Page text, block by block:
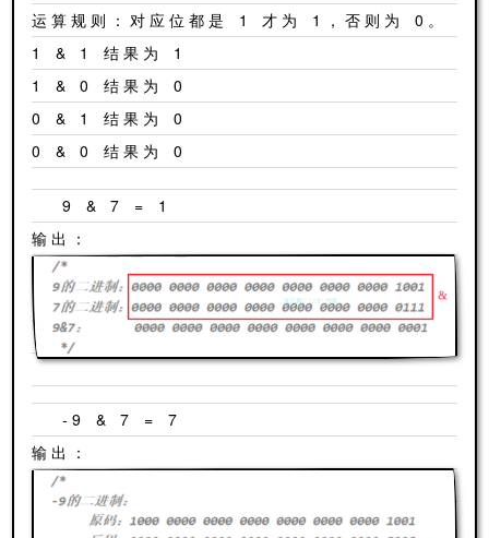
运算规则：对应位都是 1 才为 1，否则为 0。
1 & 1 结果为 1
1 & 0 结果为 0
0 & 1 结果为 0
0 & 0 结果为 0
9 & 7 = 1
输出：
-9 & 7 = 7
输出：